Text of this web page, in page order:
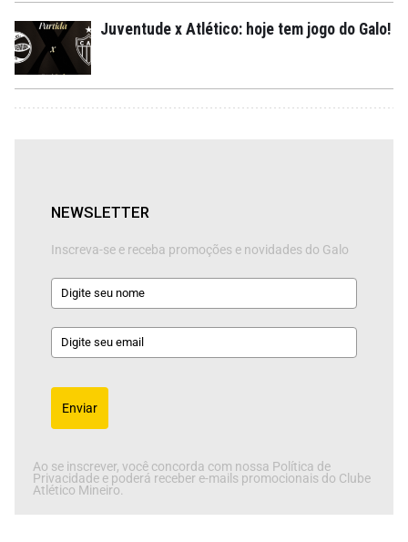
Juventude x Atlético: hoje tem jogo do Galo!
NEWSLETTER
Inscreva-se e receba promoções e novidades do Galo
Enviar
Ao se inscrever, você concorda com nossa Política de
Privacidade e poderá receber e-mails promocionais do Clube
Atlético Mineiro.